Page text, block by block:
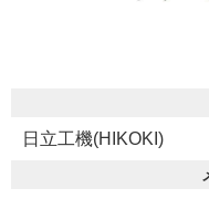
日立工機(HIKOKI)